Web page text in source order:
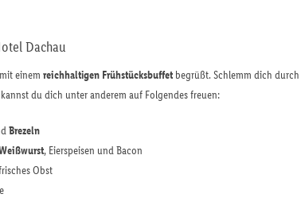
Dachau
einem reichhaltigen Frühstücksbuffet begrüßt. Schlemm dich
du dich unter anderem auf Folgendes freuen:
Brezeln
, Eierspeisen und Bacon
Obst